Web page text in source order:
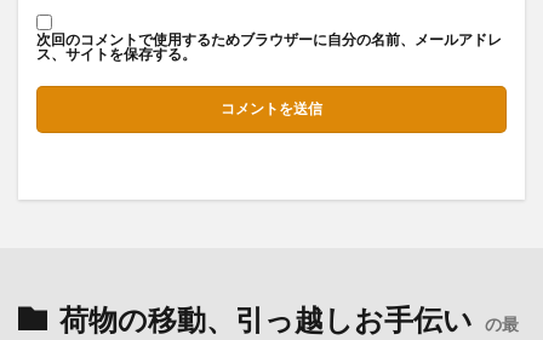
次回のコメントで使用するためブラウザーに自分の名前、メールアドレ
ス、サイトを保存する。
荷物の移動、引っ越しお手伝い の最